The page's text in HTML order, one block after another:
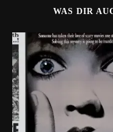
WAS DIR